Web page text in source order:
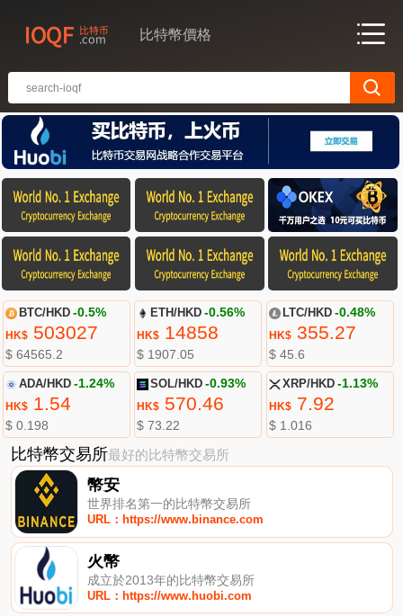
比特幣價格
BTC/HKD -0.5%
HK$503027
$ 64565.2
ETH/HKD -0.56%
HK$ 14858
$ 1907.05
LTC/HKD -0.48%
HK$355.27
$ 45.6
ADA/HKD -1.24%
HK$1.54
$ 0.198
SOL/HKD -0.93%
HK$ 570.46
$ 73.22
XRP/HKD -1.13%
HK$7.92
$ 1.016
比特幣交易所最好的比特幣交易所
幣安
世界排名第一的比特幣交易所
URL：https://www.binance.com
火幣
成立於2013年的比特幣交易所
URL：https://www.huobi.com